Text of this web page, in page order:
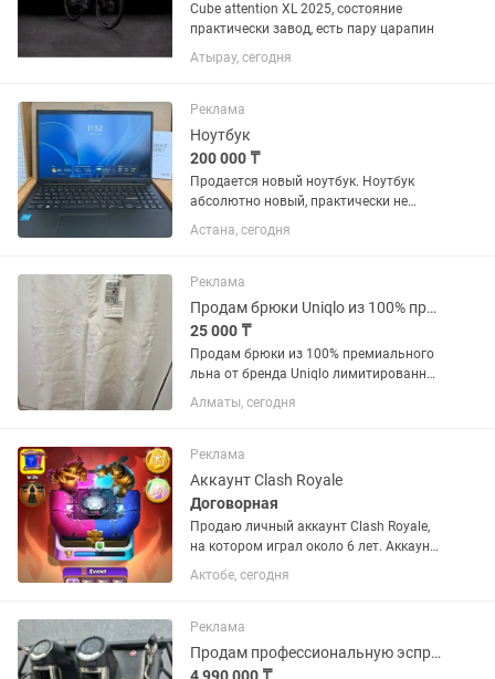
Cube attention XL 2025, состояние
практически завод, есть пару царапин
Атырау, сегодня
Реклама
Ноутбук
200 000 ₸
Продается новый ноутбук. Ноутбук
абсолютно новый, практически не
использовался, состояние идеальное —
без царапин и каких-либо дефектов.
Отлично подойдет для работы,...
Астана, сегодня
Реклама
Продам брюки Uniqlo из 100% премиального льна коллекция С
25 000 ₸
Продам брюки из 100% премиального
льна от бренда Uniqlo лимитированна
коллекция С, их уже практически нигде
нет в этом цвете, Размер S-М, на 42-44,
рост.
Алматы, сегодня
Реклама
Аккаунт Clash Royale
Договорная
Продаю личный аккаунт Clash Royale,
на котором играл около 6 лет. Аккаунт
полностью мой, не перепродажа. За
это время была собрана отличная
Продаю только потому,...
Актобе, сегодня
Реклама
Продам профессиональную эспрессо-машину SANREMO Cafe Racer 2GR (NAKED)